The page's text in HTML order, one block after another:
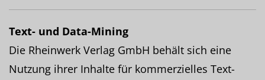
Text- und Data-Mining
Die Rheinwerk Verlag GmbH behält sich eine
Nutzung ihrer Inhalte für kommerzielles Text-